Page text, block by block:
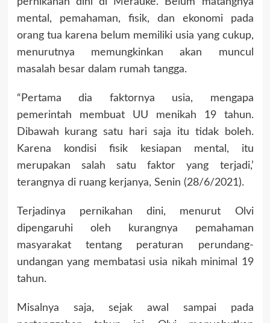
mental, pemahaman, fisik, dan ekonomi pada
orang tua karena belum memiliki usia yang cukup,
menurutnya memungkinkan akan muncul
masalah besar dalam rumah tangga.
“Pertama dia faktornya usia, mengapa
pemerintah membuat UU menikah 19 tahun.
Dibawah kurang satu hari saja itu tidak boleh.
Karena kondisi fisik kesiapan mental, itu
merupakan salah satu faktor yang terjadi,’
terangnya di ruang kerjanya, Senin (28/6/2021).
Terjadinya pernikahan dini, menurut Olvi
dipengaruhi oleh kurangnya pemahaman
masyarakat tentang peraturan perundang-
undangan yang membatasi usia nikah minimal 19
tahun.
Misalnya saja, sejak awal sampai pada